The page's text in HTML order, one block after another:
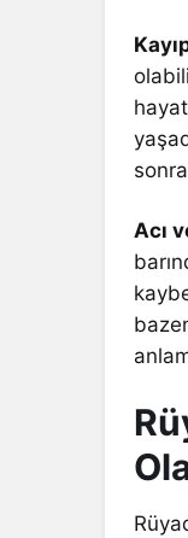
Acı